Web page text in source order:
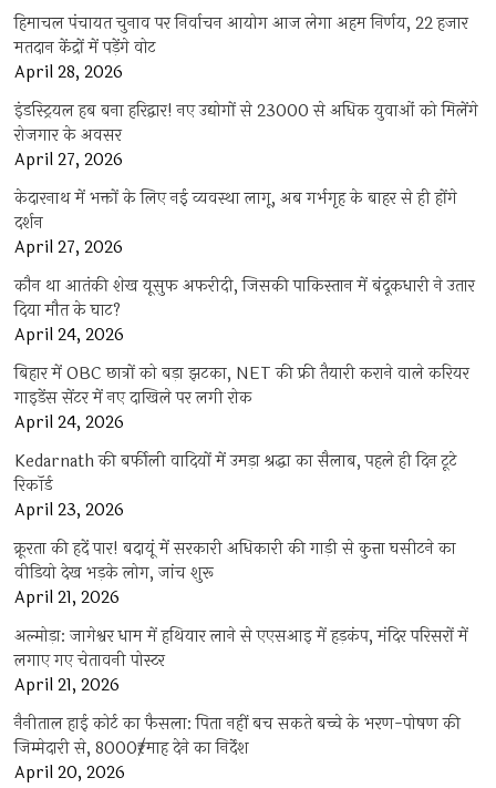
हिमाचल पंचायत चुनाव पर निर्वाचन आयोग आज लेगा अहम निर्णय, 22 हजार
मतदान केंद्रों में पड़ेंगे वोट
April 28, 2026
इंडस्ट्रियल हब बना हरिद्वार! नए उद्योगों से 23000 से अधिक युवाओं को मिलेंगे
रोजगार के अवसर
April 27, 2026
केदारनाथ में भक्तों के लिए नई व्यवस्था लागू, अब गर्भगृह के बाहर से ही होंगे
दर्शन
April 27, 2026
कौन था आतंकी शेख यूसुफ अफरीदी, जिसकी पाकिस्तान में बंदूकधारी ने उतार
दिया मौत के घाट?
April 24, 2026
बिहार में OBC छात्रों को बड़ा झटका, NET की फ्री तैयारी कराने वाले करियर
गाइडेंस सेंटर में नए दाखिले पर लगी रोक
April 24, 2026
Kedarnath की बर्फीली वादियों में उमड़ा श्रद्धा का सैलाब, पहले ही दिन टूटे
रिकॉर्ड
April 23, 2026
क्रूरता की हदें पार! बदायूं में सरकारी अधिकारी की गाड़ी से कुत्ता घसीटने का
वीडियो देख भड़के लोग, जांच शुरू
April 21, 2026
अल्मोड़ा: जागेश्वर धाम में हथियार लाने से एएसआइ में हड़कंप, मंदिर परिसरों में
लगाए गए चेतावनी पोस्टर
April 21, 2026
नैनीताल हाई कोर्ट का फैसला: पिता नहीं बच सकते बच्चे के भरण-पोषण की
जिम्मेदारी से, 8000₹/माह देने का निर्देश
April 20, 2026